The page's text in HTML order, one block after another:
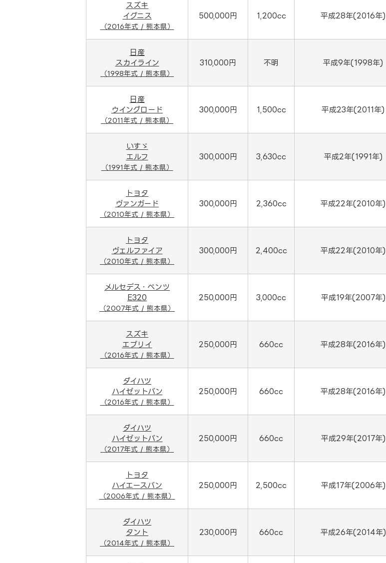
スズキ
イグニス
（2016年式 / 熊本県）
500,000円 1,200cc 平成28年(2016年)
日産
スカイライン
（1998年式 / 熊本県）
310,000円 不明 平成9年(1998年)
日産
ウイングロード
（2011年式 / 熊本県）
300,000円 1,500cc 平成23年(2011年)
いすゞ
エルフ
（1991年式 / 熊本県）
300,000円 3,630cc 平成2年(1991年)
トヨタ
ヴァンガード
（2010年式 / 熊本県）
300,000円 2,360cc 平成22年(2010年)
トヨタ
ヴェルファイア
（2010年式 / 熊本県）
300,000円 2,400cc 平成22年(2010年)
メルセデス・ベンツ
E320
（2007年式 / 熊本県）
250,000円 3,000cc 平成19年(2007年)
スズキ
エブリイ
（2016年式 / 熊本県）
250,000円 660cc 平成28年(2016年)
ダイハツ
ハイゼットバン
（2016年式 / 熊本県）
250,000円 660cc 平成28年(2016年)
ダイハツ
ハイゼットバン
（2017年式 / 熊本県）
250,000円 660cc 平成29年(2017年)
トヨタ
ハイエースバン
（2006年式 / 熊本県）
250,000円 2,500cc 平成17年(2006年)
ダイハツ
タント
（2014年式 / 熊本県）
230,000円 660cc 平成26年(2014年)